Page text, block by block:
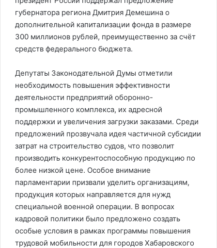
губернатора региона Дмитрия Демешина о
дополнительной капитализации фонда в размере
300 миллионов рублей, преимущественно за счёт
средств федерального бюджета.
Депутаты Законодательной Думы отметили
необходимость повышения эффективности
деятельности предприятий оборонно-
промышленного комплекса, их адресной
поддержки и увеличения загрузки заказами. Среди
предложений прозвучала идея частичной субсидии
затрат на строительство судов, что позволит
производить конкурентоспособную продукцию по
более низкой цене. Особое внимание
парламентарии призвали уделить организациям,
продукция которых направляется для нужд
специальной военной операции. В вопросах
кадровой политики было предложено создать
особые условия в рамках программы повышения
трудовой мобильности для городов Хабаровского